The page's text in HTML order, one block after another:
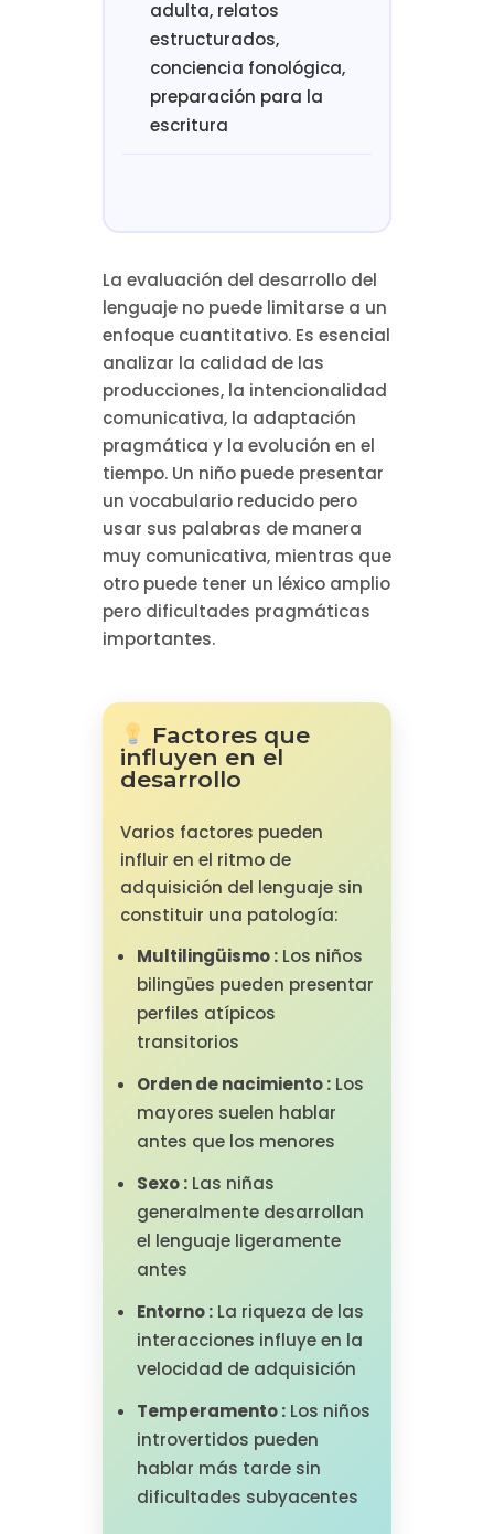
adulta, relatos
estructurados,
conciencia fonológica,
preparación para la
escritura
La evaluación del desarrollo del
lenguaje no puede limitarse a un
enfoque cuantitativo. Es esencial
analizar la calidad de las
producciones, la intencionalidad
comunicativa, la adaptación
pragmática y la evolución en el
tiempo. Un niño puede presentar
un vocabulario reducido pero
usar sus palabras de manera
muy comunicativa, mientras que
otro puede tener un léxico amplio
pero dificultades pragmáticas
importantes.
Factores que
influyen en el
desarrollo
Varios factores pueden
influir en el ritmo de
adquisición del lenguaje sin
constituir una patología:
Multilingüismo :Los niños
bilingües pueden presentar
perfiles atípicos
transitorios
Orden de nacimiento :Los
mayores suelen hablar
antes que los menores
Sexo :Las niñas
generalmente desarrollan
el lenguaje ligeramente
antes
Entorno :La riqueza de las
interacciones influye en la
velocidad de adquisición
Temperamento :Los niños
introvertidos pueden
hablar más tarde sin
dificultades subyacentes